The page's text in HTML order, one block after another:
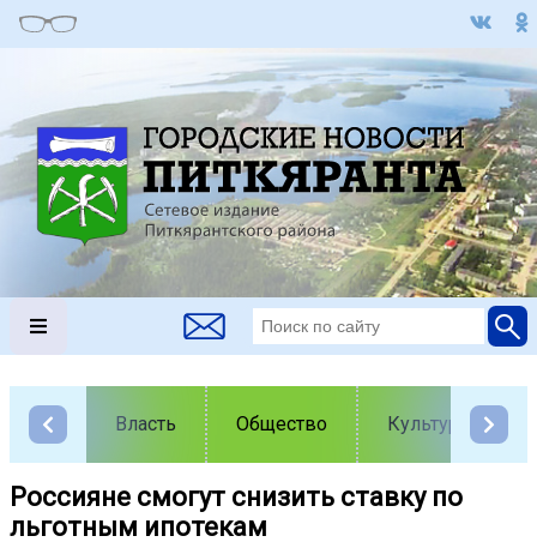
Власть Общество Культура
Россияне смогут снизить ставку по
льготным ипотекам